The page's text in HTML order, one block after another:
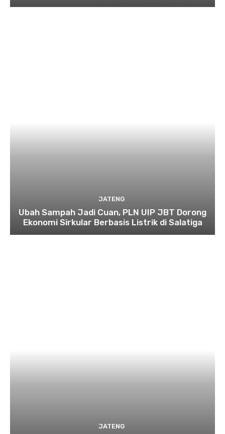
JATENG
Ubah Sampah Jadi Cuan, PLN UIP JBT Dorong
Ekonomi Sirkular Berbasis Listrik di Salatiga
JATENG